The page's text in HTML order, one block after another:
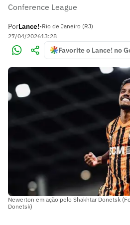
Conference League
PorLance!•Rio de Janeiro (RJ)
27/04/202613:28
Favorite o Lance! no
Newerton em ação pelo Shakhtar Donetsk
Donetsk)